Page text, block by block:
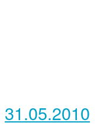
31.05.2010